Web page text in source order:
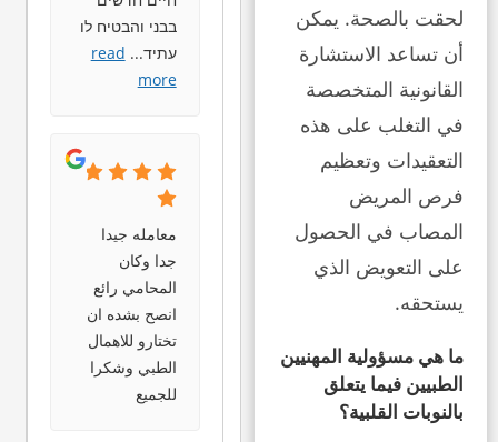
لحقت بالصحة. يمكن
أن تساعد الاستشارة
القانونية المتخصصة
في التغلب على هذه
التعقيدات وتعظيم
فرص المريض
المصاب في الحصول
على التعويض الذي
يستحقه.
ما هي مسؤولية المهنيين
الطبيين فيما يتعلق
بالنوبات القلبية؟
בבני והבטיח לו
עתיד...
read
more
معامله جيدا
جدا وكان
المحامي رائع
انصح بشده ان
تختارو للاهمال
الطبي وشكرا
للجميع